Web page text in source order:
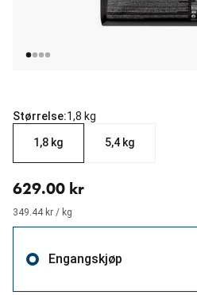
Størrelse:1,8 kg
1,8 kg 5,4 kg
629.00 kr
349.44 kr / kg
Engangskjøp